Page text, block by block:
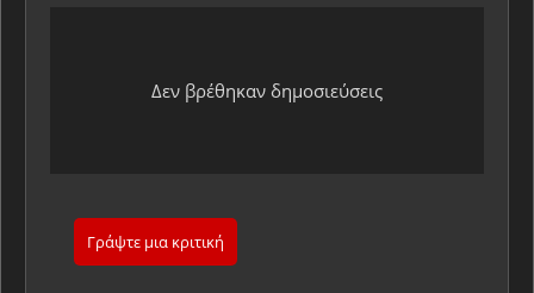
Δεν βρέθηκαν δημοσιεύσεις
Γράψτε μια κριτική